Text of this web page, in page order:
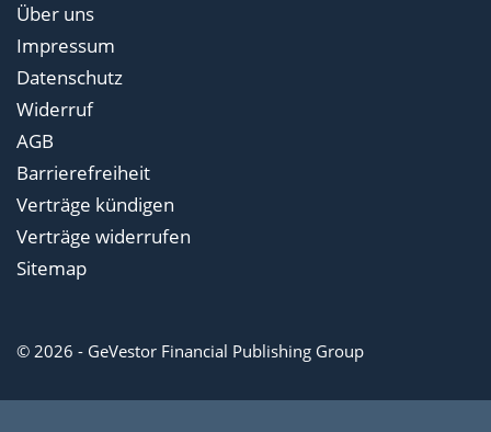
Über uns
Impressum
Datenschutz
Widerruf
AGB
Barrierefreiheit
Verträge kündigen
Verträge widerrufen
Sitemap
© 2026 - GeVestor Financial Publishing Group